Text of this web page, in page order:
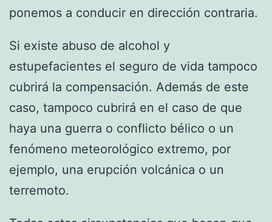
ponemos a conducir en dirección contraria.
Si existe abuso de alcohol y
estupefacientes el seguro de vida tampoco
cubrirá la compensación. Además de este
caso, tampoco cubrirá en el caso de que
haya una guerra o conflicto bélico o un
fenómeno meteorológico extremo, por
ejemplo, una erupción volcánica o un
terremoto.